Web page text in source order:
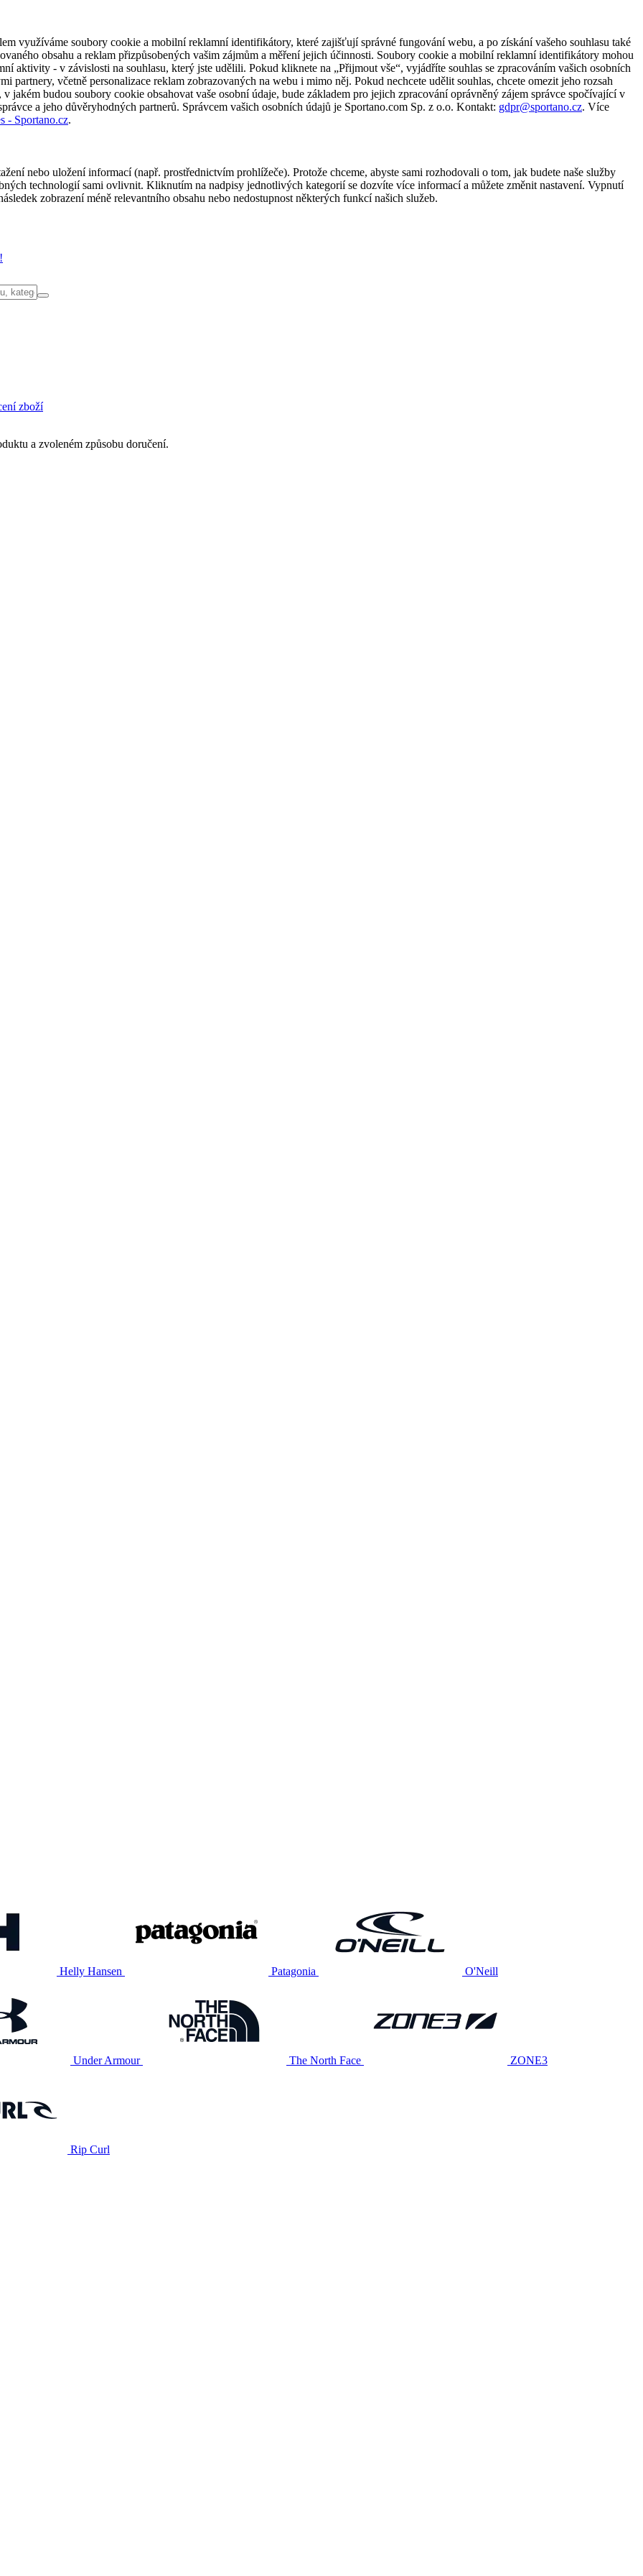
využíváme soubory cookie a mobilní reklamní identifikátory, které zajišťují správné fungování webu, a po získání vašeho souhlasu také
obsahu a reklam přizpůsobených vašim zájmům a měření jejich účinnosti. Soubory cookie a mobilní reklamní identifikátory mohou
aktivity - v závislosti na souhlasu, který jste udělili. Pokud kliknete na „Přijmout vše“, vyjádříte souhlas se zpracováním vašich osobních
včetně personalizace reklam zobrazovaných na webu i mimo něj. Pokud nechcete udělit souhlas, chcete omezit jeho rozsah
jakém budou soubory cookie obsahovat vaše osobní údaje, bude základem pro jejich zpracování oprávněný zájem správce spočívající v
a jeho důvěryhodných partnerů. Správcem vašich osobních údajů je Sportano.com Sp. z o.o. Kontakt: gdpr@sportano.cz. Více
- Sportano.cz.
nebo uložení informací (např. prostřednictvím prohlížeče). Protože chceme, abyste sami rozhodovali o tom, jak budete naše služby
technologií sami ovlivnit. Kliknutím na nadpisy jednotlivých kategorií se dozvíte více informací a můžete změnit nastavení. Vypnutí
zobrazení méně relevantního obsahu nebo nedostupnost některých funkcí našich služeb.
zboží
a zvoleném způsobu doručení.
Helly Hansen Patagonia O'Neill
Under Armour The North Face ZONE3
Rip Curl